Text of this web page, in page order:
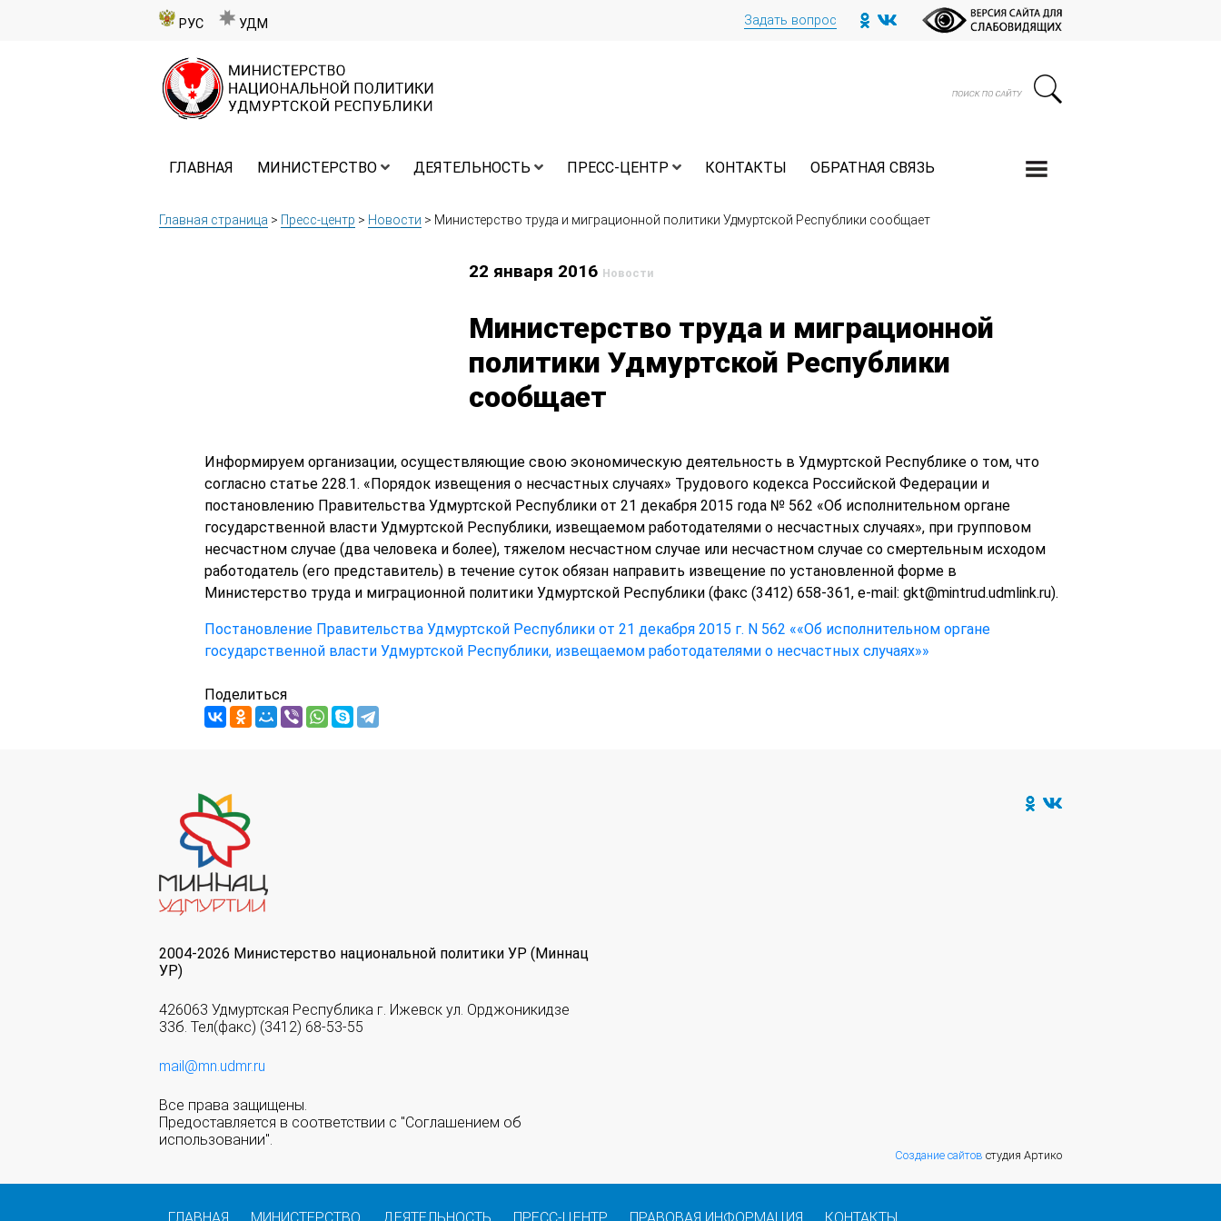
РУС УДМ Задать вопрос
ГЛАВНАЯ МИНИСТЕРСТВО ДЕЯТЕЛЬНОСТЬ ПРЕСС-ЦЕНТР КОНТАКТЫ ОБРАТНАЯ СВЯЗЬ
Главная страница > Пресс-центр > Новости > Министерство труда и миграционной политики Удмуртской Республики сообщает
22 января 2016 Новости
Министерство труда и миграционной
политики Удмуртской Республики
сообщает
Информируем организации, осуществляющие свою экономическую деятельность в Удмуртской Республике о том, что
согласно статье 228.1. «Порядок извещения о несчастных случаях» Трудового кодекса Российской Федерации и
постановлению Правительства Удмуртской Республики от 21 декабря 2015 года № 562 «Об исполнительном органе
государственной власти Удмуртской Республики, извещаемом работодателями о несчастных случаях», при групповом
несчастном случае (два человека и более), тяжелом несчастном случае или несчастном случае со смертельным исходом
работодатель (его представитель) в течение суток обязан направить извещение по установленной форме в
Министерство труда и миграционной политики Удмуртской Республики (факс (3412) 658-361, e-mail: gkt@mintrud.udmlink.ru).
Постановление Правительства Удмуртской Республики от 21 декабря 2015 г. N 562 ««Об исполнительном органе
государственной власти Удмуртской Республики, извещаемом работодателями о несчастных случаях»»
Поделиться
2004-2026 Министерство национальной политики УР (Миннац
УР)
426063 Удмуртская Республика г. Ижевск ул. Орджоникидзе
33б. Тел(факс) (3412) 68-53-55
mail@mn.udmr.ru
Все права защищены.
Предоставляется в соответствии с "Соглашением об
использовании".
Создание сайтов студия Артико
ГЛАВНАЯ МИНИСТЕРСТВО ДЕЯТЕЛЬНОСТЬ ПРЕСС-ЦЕНТР ПРАВОВАЯ ИНФОРМАЦИЯ КОНТАКТЫ